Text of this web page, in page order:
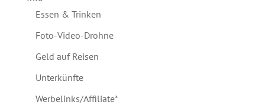
Essen & Trinken
Foto-Video-Drohne
Geld auf Reisen
Unterkünfte
Werbelinks/Affiliate*